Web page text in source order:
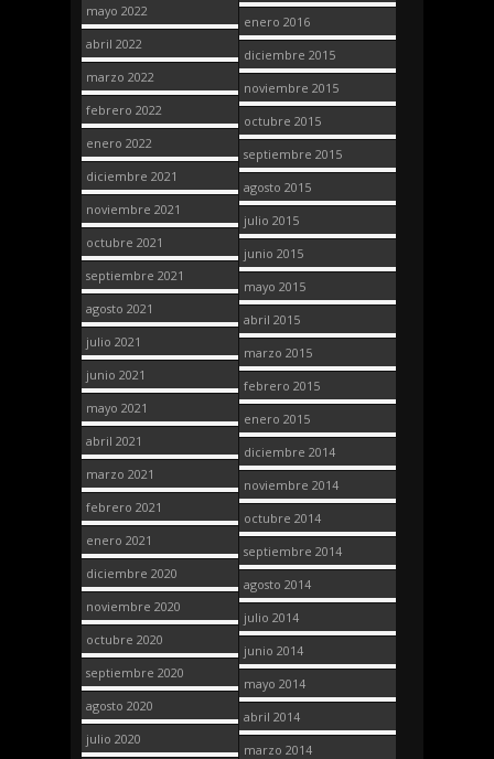
mayo 2022
abril 2022
marzo 2022
febrero 2022
enero 2022
diciembre 2021
noviembre 2021
octubre 2021
septiembre 2021
agosto 2021
julio 2021
junio 2021
mayo 2021
abril 2021
marzo 2021
febrero 2021
enero 2021
diciembre 2020
noviembre 2020
octubre 2020
septiembre 2020
agosto 2020
julio 2020
enero 2016
diciembre 2015
noviembre 2015
octubre 2015
septiembre 2015
agosto 2015
julio 2015
junio 2015
mayo 2015
abril 2015
marzo 2015
febrero 2015
enero 2015
diciembre 2014
noviembre 2014
octubre 2014
septiembre 2014
agosto 2014
julio 2014
junio 2014
mayo 2014
abril 2014
marzo 2014